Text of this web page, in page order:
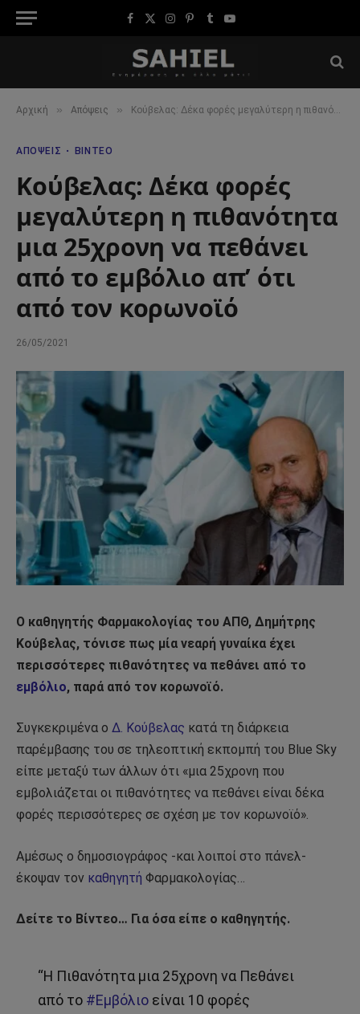
Facebook
X
Instagram
Pinterest
TumblrYouTube
Αρχική » Απόψεις » Κούβελας: Δέκα φορές μεγαλύτερη η πιθανότητα μια 25χρονη να πεθάνει από το εμβόλιο απ’ ότι από τον κορωνοϊό
ΑΠΌΨΕΙΣ ΒΊΝΤΕΟ
Κούβελας: Δέκα φορές
μεγαλύτερη η πιθανότητα
μια 25χρονη να πεθάνει
από το εμβόλιο απ’ ότι
από τον κορωνοϊό
26/05/2021
Ο καθηγητής Φαρμακολογίας του ΑΠΘ, Δημήτρης
Κούβελας, τόνισε πως μία νεαρή γυναίκα έχει
περισσότερες πιθανότητες να πεθάνει από το
εμβόλιο, παρά από τον κορωνοϊό.
Συγκεκριμένα ο Δ. Κούβελας κατά τη διάρκεια
παρέμβασης του σε τηλεοπτική εκπομπή του Blue Sky
είπε μεταξύ των άλλων ότι «μια 25χρονη που
εμβολιάζεται οι πιθανότητες να πεθάνει είναι δέκα
φορές περισσότερες σε σχέση με τον κορωνοϊό».
Αμέσως ο δημοσιογράφος -και λοιποί στο πάνελ-
έκοψαν τον καθηγητή Φαρμακολογίας…
Δείτε το Βίντεο… Για όσα είπε ο καθηγητής.
“Η Πιθανότητα μια 25χρονη να Πεθάνει
από το #Εμβόλιοείναι 10 φορές